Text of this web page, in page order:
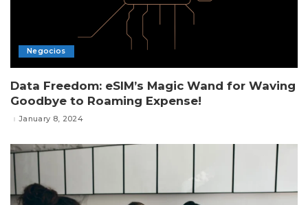
Negocios
Data Freedom: eSIM’s Magic Wand for Waving
Goodbye to Roaming Expense!
January 8, 2024